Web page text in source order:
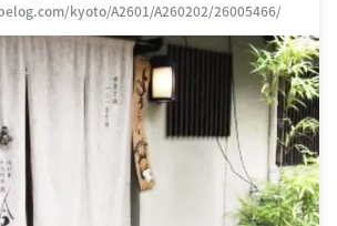
kyoto/A2601/A260202/26005466/